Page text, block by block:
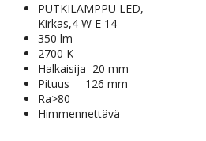
PUTKILAMPPU LED,
Kirkas,4 W E 14
350 lm
2700 K
Halkaisija 20 mm
Pituus 126 mm
Ra>80
Himmennettävä